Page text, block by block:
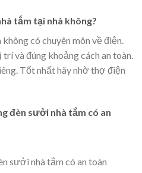
tắm tại nhà không?
có chuyên môn về điện.
và đúng khoảng cách an toàn.
Tốt nhất hãy nhờ thợ điện
đèn sưởi nhà tắm có an
sưởi nhà tắm có an toàn